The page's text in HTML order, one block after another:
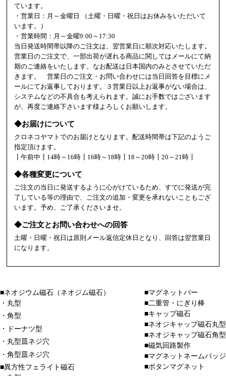
ています。
・営業日：月～金曜日 （土曜・日曜・祝日はお休みをいただいて
います。）
・営業時間：月～金曜9:00～17:30
当日発送時間帯以降のご注文は、翌営業日に順次対応いたします。
営業日のご注文で、一部出荷が遅れる商品に関してはメールにて納
期のご連絡をいたします。なお配送は日本国内のみとさせていただ
きます。 営業日のご注文・お問い合わせには当日回答を目標にメ
ールにてお返事しております。３営業日以上お返事がない場合は、
システムなどの不具合も考えられます。誠にお手数ではございます
が、再度ご連絡下さいます様よろしくお願いします。
◆お届けについて
クロネコヤマトでのお届けとなります。配送時間帯は下記のようご
指定頂けます。
┃午前中┃14時～16時┃16時～18時┃18～20時┃20～21時┃
◆各種変更について
ご注文の当日に発送するように心がけているため、すでに発送が完
了している等の理由で、ご注文の追加・変更を承れないこともござ
います。予め、ご了承くださいませ。
◆ご注文とお問い合わせへの回答
土曜・日曜・祝日は原則メール返信定休日となり、回答は翌営業日
になります。
■ネオジウム磁石（ネオジム磁石）
・丸型
・角型
・ドーナツ型
・丸型皿ネジ穴
・角型皿ネジ穴
■異方性フェライト磁石
■マグネットバー
■二重管・にぎり棒
■キャップ磁石
■ネオジキャップ磁石丸型
■ネオジキャップ磁石角型
■磁気回路製作
■マグネットネームバッジ
■ボタンマグネット